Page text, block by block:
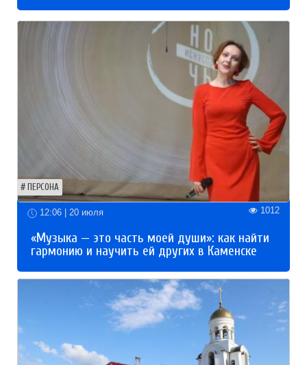
ПЕРСОНА
12:06 | 20 июля 1012
«Музыка — это часть моей души»: как найти
гармонию и научить ей других в Каменске